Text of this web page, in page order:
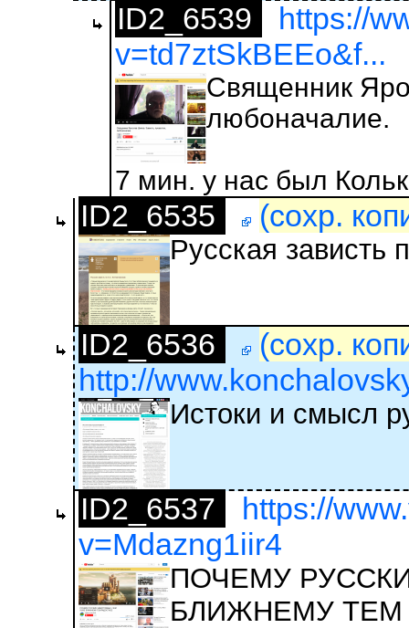
ID2_6539
https://
v=td7ztSkBEEo&f...
Священник
любоначалие.
7 мин. у нас был
ID2_6535 (сохр.
Русская зависть
ID2_6536
(сохр.
http://
Истоки и смысл
ID2_6537
https://
v=Mdazng1iir4
ПОЧЕМУ
БЛИЖНЕМУ ТЕМ